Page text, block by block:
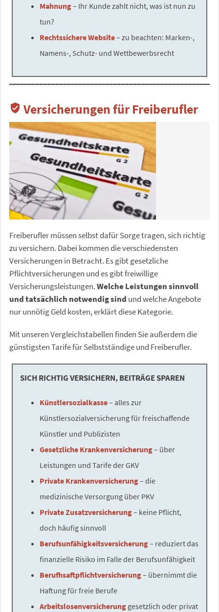
Mahnung– Ihr Kunde zahlt nicht, was ist nun zu
tun?
Rechtssichere Website– zu beachten: Marken-,
Namens-, Schutz- und Wettbewerbsrecht
verified_user Versicherungen für Freiberufler
Freiberufler müssen selbst dafür Sorge tragen, sich richtig
zu versichern. Dabei kommen die verschiedensten
Versicherungen in Betracht. Es gibt gesetzliche
Pflichtversicherungen und es gibt freiwillige
Versicherungsleistungen.Welche Leistungen sinnvoll
und tatsächlich notwendig sind und welche Angebote
nur unnötig Geld kosten, erklärt diese Kategorie.
Mit unseren Vergleichstabellen finden Sie außerdem die
günstigsten Tarife für Selbstständige und Freiberufler.
SICH RICHTIG VERSICHERN, BEITRÄGE SPAREN
Künstlersozialkasse– alles zur
Künstlersozialversicherung für freischaffende
Künstler und Publizisten
Gesetzliche Krankenversicherung– über
Leistungen und Tarife der GKV
Private Krankenversicherung– die
medizinische Versorgung über PKV
Private Zusatzversicherung– keine Pflicht,
doch häufig sinnvoll
Berufsunfähigkeitsversicherung– reduziert das
finanzielle Risiko im Falle der Berufsunfähigkeit
Berufhsaftpflichtversicherung– übernimmt die
Haftung für freie Berufe
Arbeitslosenversicherung gesetzlich oder privat